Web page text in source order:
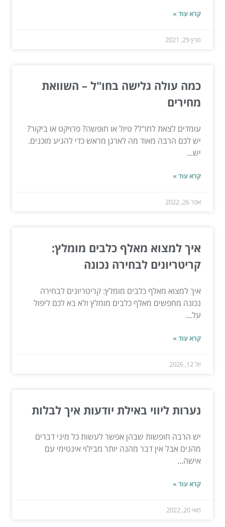
קרא עוד »
מרץ 29, 2021
כמה עולה גלישה בחו"ל – השוואת
מחירים
עומדים לצאת לחו"ל? טיול או חופשה? פרויקט או ביקור?
יש לכם הרבה מאוד מה לארגן מראש כדי להגיע מוכנים.
יש...
קרא עוד »
אפר 26, 2022
איך למצוא מאלף כלבים מומלץ:
קריטריונים לבחירה נכונה
איך למצוא מאלף כלבים מומלץ: קריטריונים לבחירה
נכונה מחפשים מאלף כלבים מומלץ ולא בא לכם ליפול
על...
קרא עוד »
יול 12, 2026
נערות ליווי באילת יודעות איך לבלות
יש הרבה חופשות שבהן אפשר לעשות כל מיני דברים
מהנים אבל אין דבר מהנה יותר מבילוי אינטימי עם
אישה...
קרא עוד »
מאי 20, 2022